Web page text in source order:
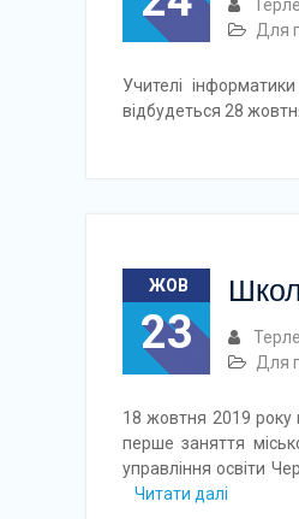
Для
Учителі
відбудеться 28
ЖОВ
23
Для
18 жовтня 2019 року
перше заняття
управління освіти
Читати далі